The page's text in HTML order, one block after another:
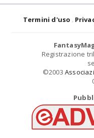
Termini d'uso
Registrazione
©2003